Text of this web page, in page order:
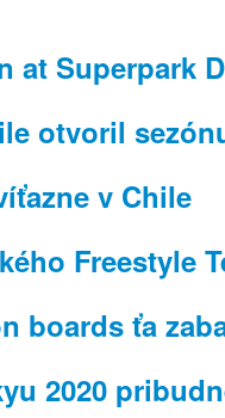
at Superpark
otvoril
v Chile
Freestyle
boards ťa
2020